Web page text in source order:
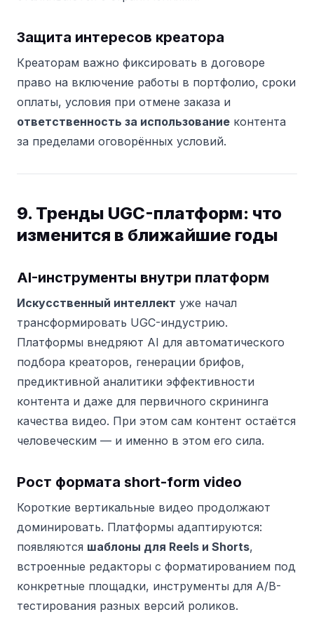
Защита интересов креатора
Креаторам важно фиксировать в договоре
право на включение работы в портфолио, сроки
оплаты, условия при отмене заказа и
ответственность за использование контента
за пределами оговорённых условий.
9. Тренды UGC-платформ: что
изменится в ближайшие годы
AI-инструменты внутри платформ
Искусственный интеллект уже начал
трансформировать UGC-индустрию.
Платформы внедряют AI для автоматического
подбора креаторов, генерации брифов,
предиктивной аналитики эффективности
контента и даже для первичного скрининга
качества видео. При этом сам контент остаётся
человеческим — и именно в этом его сила.
Рост формата short-form video
Короткие вертикальные видео продолжают
доминировать. Платформы адаптируются:
появляются шаблоны для Reels и Shorts,
встроенные редакторы с форматированием под
конкретные площадки, инструменты для A/B-
тестирования разных версий роликов.